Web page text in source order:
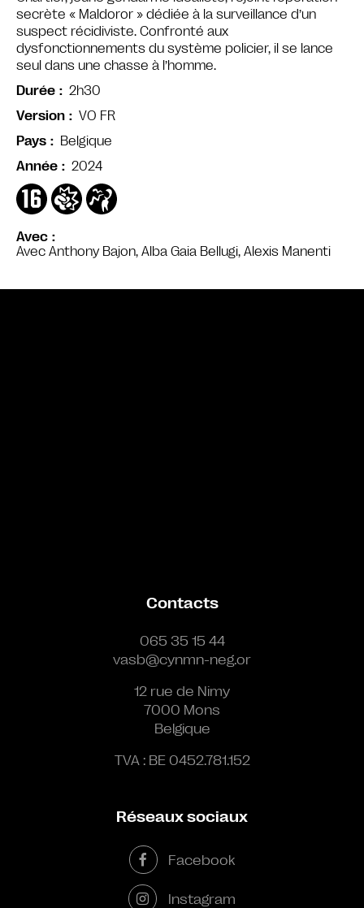
Avec
Avec Anthony Bajon, Alba Gaia Bellugi, Alexis Manenti
secrète « Maldoror » dédiée à la surveillance d’un
suspect récidiviste. Confronté aux
dysfonctionnements du système policier, il se lance
seul dans une chasse à l’homme.
Durée
2h30
Version
VO FR
Pays
Belgique
Année
2024
Contacts
065 35 15 44
vasb@cynmn-neg.or
12 rue de Nimy
7000 Mons
Belgique
TVA : BE 0452.781.152
Réseaux sociaux
Facebook
Instagram